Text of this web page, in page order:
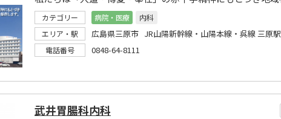
カテゴリー 病院・医療
内科
エリア・駅
広島県三原市 JR山陽新幹線・山陽本線・呉線 三原駅
電話番号 0848-64-8111
武井胃腸科内科